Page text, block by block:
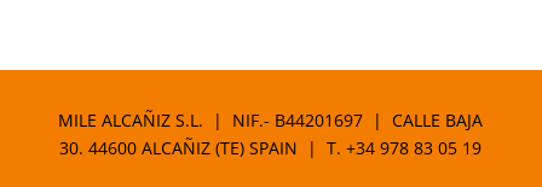
5,94 €
MILE ALCAÑIZ S.L. | NIF.- B44201697 | CALLE BAJA
30. 44600 ALCAÑIZ (TE) SPAIN | T.+34 978 83 05 19